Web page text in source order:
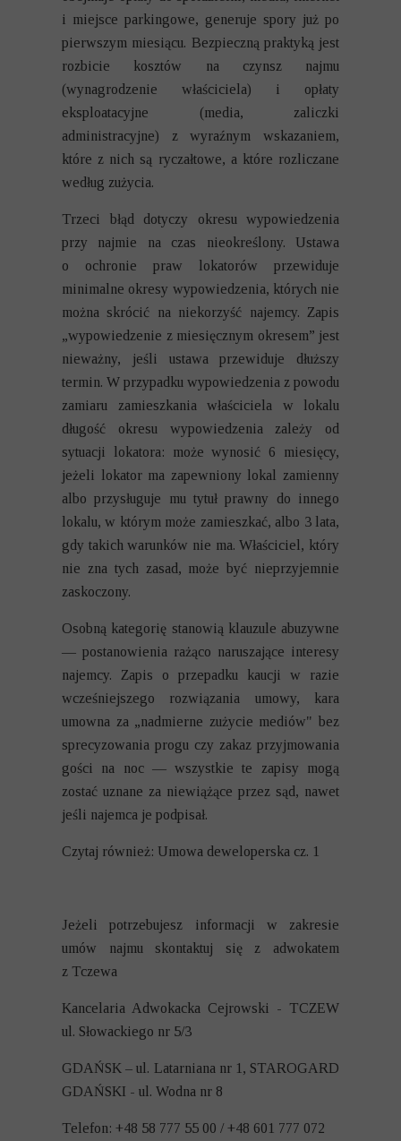
i miejsce parkingowe, generuje spory już po
pierwszym miesiącu. Bezpieczną praktyką jest
rozbicie kosztów na czynsz najmu
(wynagrodzenie właściciela) i opłaty
eksploatacyjne (media, zaliczki
administracyjne) z wyraźnym wskazaniem,
które z nich są ryczałtowe, a które rozliczane
według zużycia.
Trzeci błąd dotyczy okresu wypowiedzenia
przy najmie na czas nieokreślony. Ustawa
o ochronie praw lokatorów przewiduje
minimalne okresy wypowiedzenia, których nie
można skrócić na niekorzyść najemcy. Zapis
„wypowiedzenie z miesięcznym okresem” jest
nieważny, jeśli ustawa przewiduje dłuższy
termin. W przypadku wypowiedzenia z powodu
zamiaru zamieszkania właściciela w lokalu
długość okresu wypowiedzenia zależy od
sytuacji lokatora: może wynosić 6 miesięcy,
jeżeli lokator ma zapewniony lokal zamienny
albo przysługuje mu tytuł prawny do innego
lokalu, w którym może zamieszkać, albo 3 lata,
gdy takich warunków nie ma. Właściciel, który
nie zna tych zasad, może być nieprzyjemnie
zaskoczony.
Osobną kategorię stanowią klauzule abuzywne
— postanowienia rażąco naruszające interesy
najemcy. Zapis o przepadku kaucji w razie
wcześniejszego rozwiązania umowy, kara
umowna za „nadmierne zużycie mediów" bez
sprecyzowania progu czy zakaz przyjmowania
gości na noc — wszystkie te zapisy mogą
zostać uznane za niewiążące przez sąd, nawet
jeśli najemca je podpisał.
Czytaj również: Umowa deweloperska cz. 1
Jeżeli potrzebujesz informacji w zakresie
umów najmu skontaktuj się z adwokatem
z Tczewa
Kancelaria Adwokacka Cejrowski - TCZEW
ul. Słowackiego nr 5/3
GDAŃSK – ul. Latarniana nr 1, STAROGARD
GDAŃSKI - ul. Wodna nr 8
Telefon: +48 58 777 55 00 / +48 601 777 072